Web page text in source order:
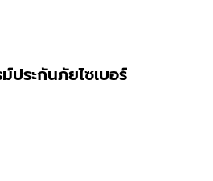
ประกันภัยไซเบอร์